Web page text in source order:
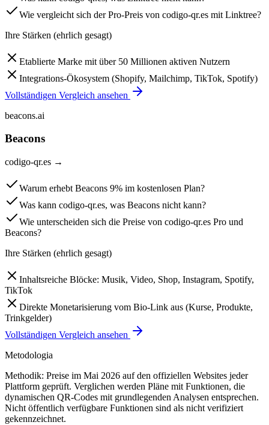
Wie vergleicht sich der Pro-Preis von codigo-qr.es mit Linktree?
Ihre Stärken (ehrlich gesagt)
Etablierte Marke mit über 50 Millionen aktiven Nutzern
Integrations-Ökosystem (Shopify, Mailchimp, TikTok, Spotify)
Vollständigen Vergleich ansehen
beacons.ai
Beacons
codigo-qr.es →
Warum erhebt Beacons 9% im kostenlosen Plan?
Was kann codigo-qr.es, was Beacons nicht kann?
Wie unterscheiden sich die Preise von codigo-qr.es Pro und
Beacons?
Ihre Stärken (ehrlich gesagt)
Inhaltsreiche Blöcke: Musik, Video, Shop, Instagram, Spotify,
TikTok
Direkte Monetarisierung vom Bio-Link aus (Kurse, Produkte,
Trinkgelder)
Vollständigen Vergleich ansehen
Metodologia
Methodik: Preise im Mai 2026 auf den offiziellen Websites jeder
Plattform geprüft. Verglichen werden Pläne mit Funktionen, die
dynamischen QR-Codes mit grundlegenden Analysen entsprechen.
Nicht öffentlich verfügbare Funktionen sind als nicht verifiziert
gekennzeichnet.